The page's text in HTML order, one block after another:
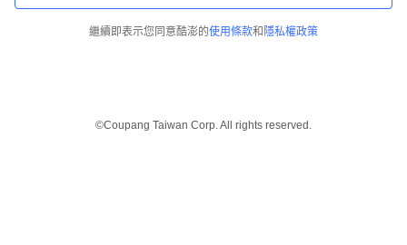
繼續即表示您同意酷澎的使用條款和 隱私權政策
©Coupang Taiwan Corp. All rights reserved.